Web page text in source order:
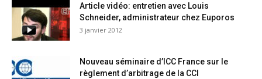
Article vidéo: entretien avec Louis
Schneider, administrateur chez Euporos
3 janvier 2012
Nouveau séminaire d’ICC France sur le
règlement d’arbitrage de la CCI